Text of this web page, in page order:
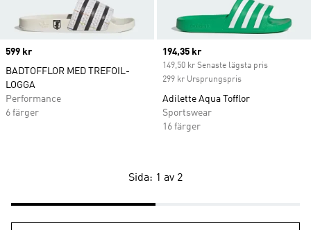
Price
599 kr
BADTOFFLOR MED TREFOIL-
LOGGA
Performance
6 färger
Current price
194,35 kr
149,50 kr Senaste lägsta pris
299 kr Ursprungspris
Adilette Aqua Tofflor
Sportswear
16 färger
Sida: 1 av 2